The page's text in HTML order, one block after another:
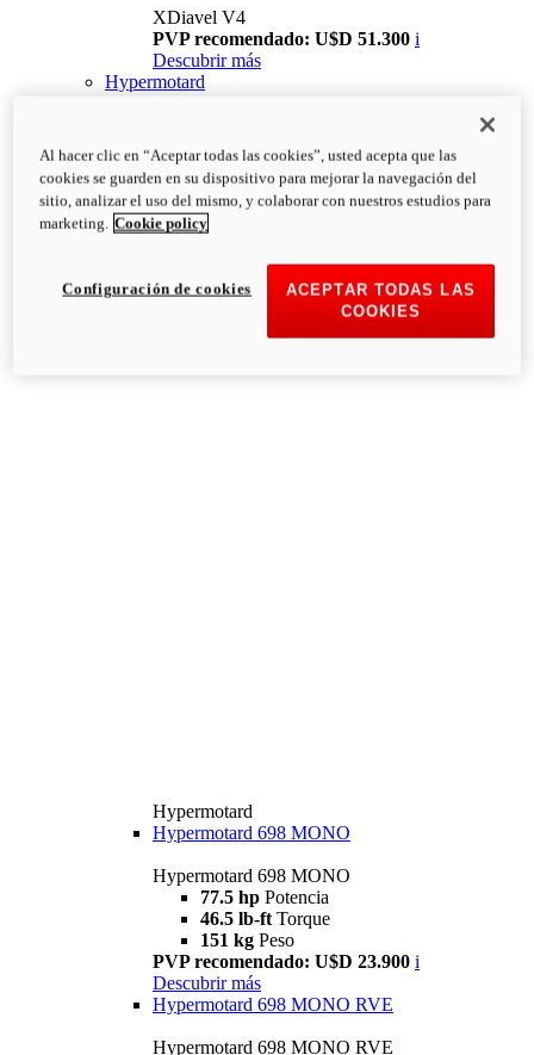
XDiavel V4
PVP recomendado: U$D 51.300 i
Descubrir más
Hypermotard
Hypermotard
Hypermotard 698 MONO
Hypermotard 698 MONO
77.5 hp Potencia
46.5 lb-ft Torque
151 kg Peso
PVP recomendado: U$D 23.900 i
Descubrir más
Hypermotard 698 MONO RVE
Hypermotard 698 MONO RVE
Al hacer clic en “Aceptar todas las cookies”, usted acepta que las
cookies se guarden en su dispositivo para mejorar la navegación del
sitio, analizar el uso del mismo, y colaborar con nuestros estudios para
marketing. Cookie policy
ACEPTAR TODAS LAS
COOKIES
Configuración de cookies